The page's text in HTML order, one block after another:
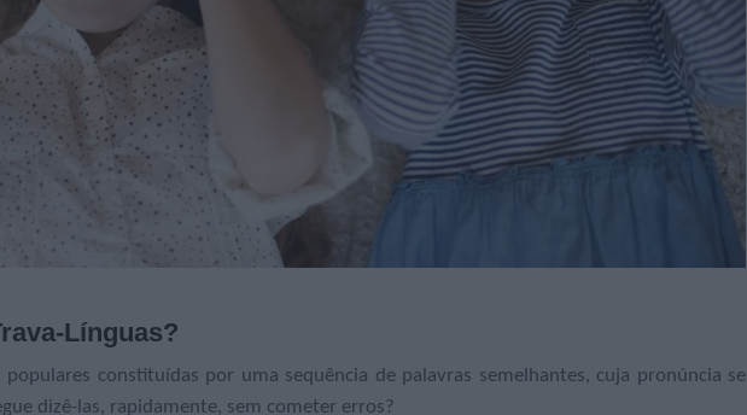
Línguas?
populares constituídas por uma sequência de palavras semelhantes, cuja pronúncia se
dizê-las, rapidamente, sem cometer erros?